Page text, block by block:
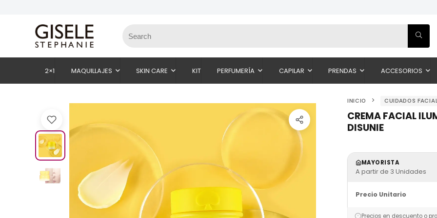
2×1 MAQUILLAJES SKIN CARE KIT PERFUMERÍA CAPILAR PRENDAS ACCESORIOS
INICIO CUIDADOS
CREMA FACIAL
DISUNIE
MAYORISTA
A partir de 3 Unidades
Precio Unitario
Precios en descuento o